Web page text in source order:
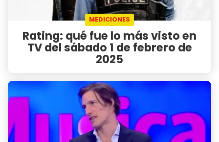
MEDICIONES
Rating: qué fue lo más visto en
TV del sábado 1 de febrero de
2025